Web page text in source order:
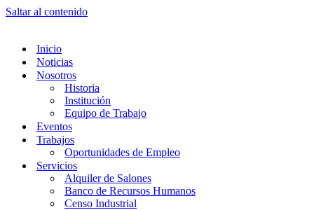
Saltar al contenido
Inicio
Noticias
Nosotros
Historia
Institución
Equipo de Trabajo
Eventos
Trabajos
Oportunidades de Empleo
Servicios
Alquiler de Salones
Banco de Recursos Humanos
Censo Industrial